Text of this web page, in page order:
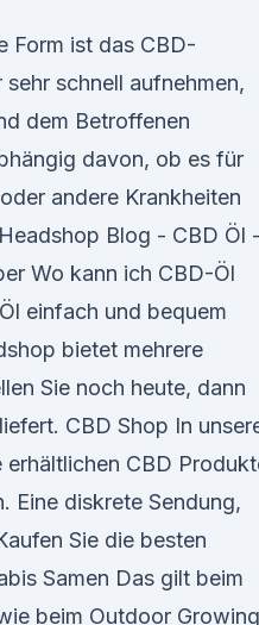
Form ist das CBD-
schnell aufnehmen,
dem Betroffenen
davon, ob es für
andere Krankheiten
Blog - CBD Öl -
Wo kann ich CBD-Öl
einfach und bequem
bietet mehrere
Sie noch heute, dann
CBD Shop In
erhältlichen CBD
Eine diskrete Sendung,
Sie die besten
Samen Das gilt beim
beim Outdoor